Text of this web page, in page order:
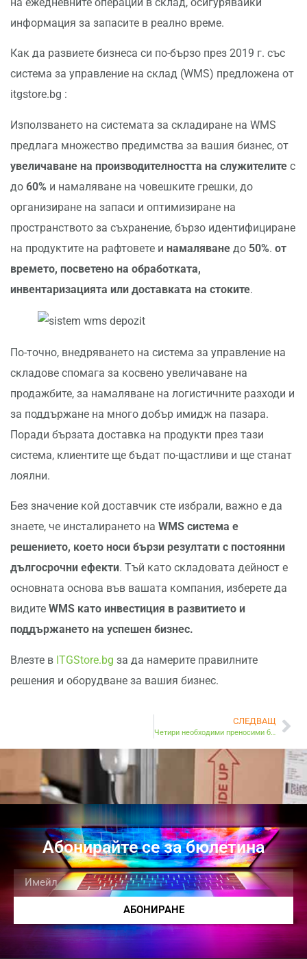
информация за запасите в реално време.
Как да развиете бизнеса си по-бързо през 2019 г. със
система за управление на склад (WMS) предложена от
itgstore.bg :
Използването на системата за складиране на WMS
предлага множество предимства за вашия бизнес, от
увеличаване на производителността на служителите с
до 60% и намаляване на човешките грешки, до
организиране на запаси и оптимизиране на
пространството за съхранение, бързо идентифициране
на продуктите на рафтовете и намаляване до 50%. от
времето, посветено на обработката,
инвентаризацията или доставката на стоките.
По-точно, внедряването на система за управление на
складове спомага за косвено увеличаване на
продажбите, за намаляване на логистичните разходи и
за поддържане на много добър имидж на пазара.
Поради бързата доставка на продукти през тази
система, клиентите ще бъдат по-щастливи и ще станат
лоялни.
Без значение кой доставчик сте избрали, важно е да
знаете, че инсталирането на WMS система е
решението, което носи бързи резултати с постоянни
дългосрочни ефекти. Тъй като складовата дейност е
основната основа във вашата компания, изберете да
видите WMS като инвестиция в развитието и
поддържането на успешен бизнес.
Влезте в ITGStore.bg за да намерите правилните
решения и оборудване за вашия бизнес.
СЛЕДВАЩ
Четири необходими преносими бизнес устройства
Абонирайте се за бюлетина
АБОНИРАНЕ